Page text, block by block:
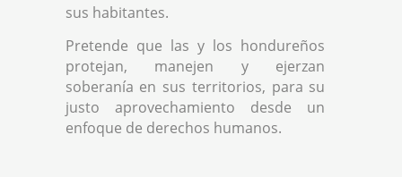
sus habitantes.
Pretende que las y los hondureños
protejan, manejen y ejerzan
soberanía en sus territorios, para su
justo aprovechamiento desde un
enfoque de derechos humanos.